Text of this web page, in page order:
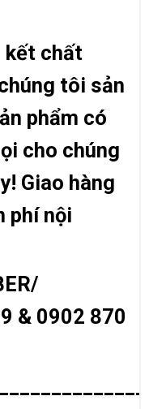
kết chất
tôi sản
phẩm có
cho chúng
Giao hàng
phí nội
& 0902 870